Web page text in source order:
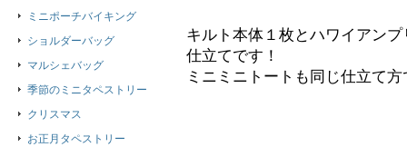
キルト本体１枚とハワイアン
仕立てです！
ミニミニトートも同じ仕立て
ミニポーチバイキング
ショルダーバッグ
マルシェバッグ
季節のミニタペストリー
クリスマス
お正月タペストリー